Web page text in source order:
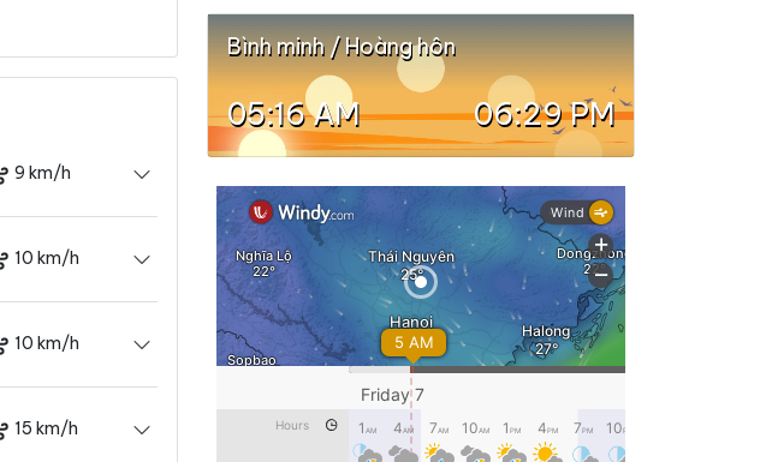
9 km/h
10 km/h
10 km/h
15 km/h
Bình minh / Hoàng hôn
05:16 AM 06:29 PM